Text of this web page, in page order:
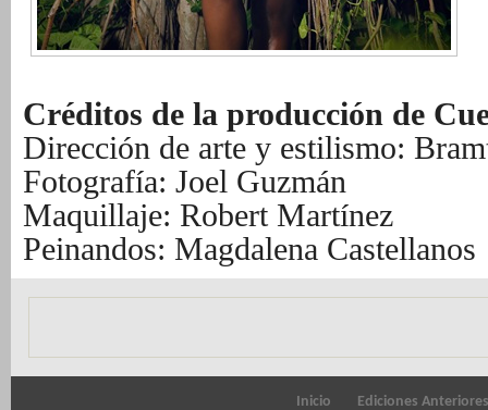
Créditos de la producción de
Dirección de arte y estilismo:
Fotografía: Joel Guzmán
Maquillaje: Robert Martínez
Peinandos: Magdalena Castellanos
Inicio Ediciones Anteriores